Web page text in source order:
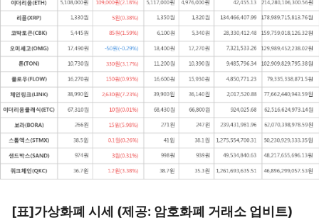
[표]가상화폐 시세 (제공: 암호화폐 거래소 업비트)